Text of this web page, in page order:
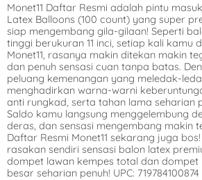
Monet11 Daftar Resmi adalah pintu
Latex Balloons (100 count) yang super
siap mengembang gila-gilaan! Seperti
tinggi berukuran 11 inci, setiap kali kamu
Monet11, rasanya makin ditekan makin
dan penuh sensasi cuan tanpa batas.
peluang kemenangan yang meledak-
menghadirkan warna-warni
anti rungkad, serta tahan lama seharian
Saldo kamu langsung menggelembung
deras, dan sensasi mengembang makin
Daftar Resmi Monet11 sekarang juga
rasakan sendiri sensasi balon latex
dompet lawan kempes total dan dompet
besar seharian penuh! UPC: 719784100874